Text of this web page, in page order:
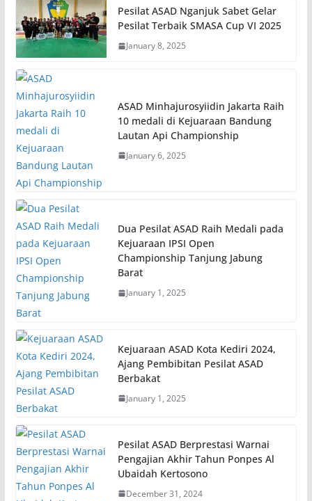
Pesilat ASAD Nganjuk Sabet Gelar
Pesilat Terbaik SMASA Cup VI 2025
January 8, 2025
ASAD Minhajurosyiidin Jakarta Raih
10 medali di Kejuaraan Bandung
Lautan Api Championship
January 6, 2025
Dua Pesilat ASAD Raih Medali pada
Kejuaraan IPSI Open
Championship Tanjung Jabung
Barat
January 1, 2025
Kejuaraan ASAD Kota Kediri 2024,
Ajang Pembibitan Pesilat ASAD
Berbakat
January 1, 2025
Pesilat ASAD Berprestasi Warnai
Pengajian Akhir Tahun Ponpes Al
Ubaidah Kertosono
December 31, 2024